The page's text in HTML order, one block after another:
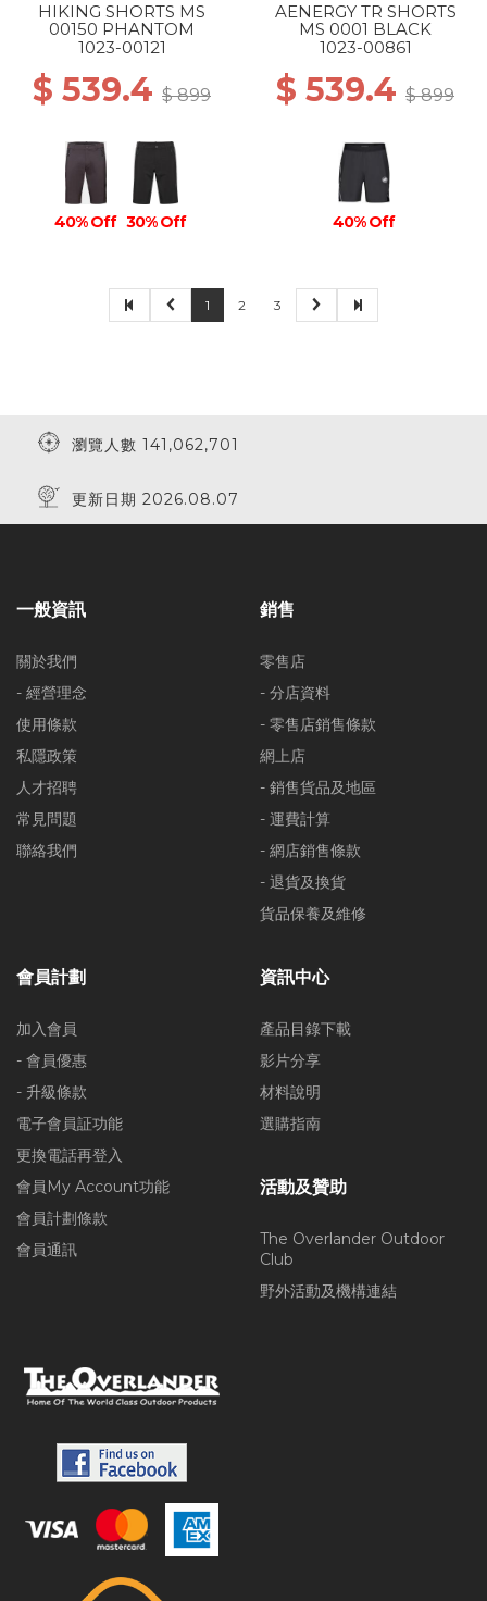
HIKING SHORTS MS
00150 PHANTOM
1023-00121
$ 539.4 $ 899
40% Off 30% Off
AENERGY TR SHORTS
MS 0001 BLACK
1023-00861
$ 539.4 $ 899
40% Off
1 2 3
瀏覽人數 141,062,701
更新日期 2026.08.07
一般資訊
關於我們
- 經營理念
使用條款
私隱政策
人才招聘
常見問題
聯絡我們
銷售
零售店
- 分店資料
- 零售店銷售條款
網上店
- 銷售貨品及地區
- 運費計算
- 網店銷售條款
- 退貨及換貨
貨品保養及維修
會員計劃
加入會員
- 會員優惠
- 升級條款
電子會員証功能
更換電話再登入
會員My Account功能
會員計劃條款
會員通訊
資訊中心
產品目錄下載
影片分享
材料說明
選購指南
活動及贊助
The Overlander Outdoor
Club
野外活動及機構連結